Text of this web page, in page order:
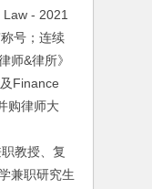
- 2021
称号；连续
师&律所》
Finance
购律师大
教授、复
兼职研究生